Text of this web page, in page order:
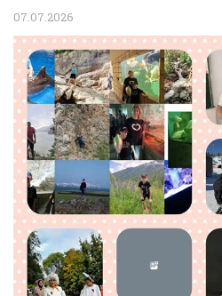
07.07.2026